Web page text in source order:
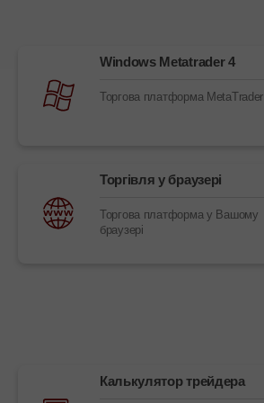
Windows Metatrader 4
Торгова платформа MetaTrader
Торгівля у браузері
Торгова платформа у Вашому
браузері
Калькулятор трейдера